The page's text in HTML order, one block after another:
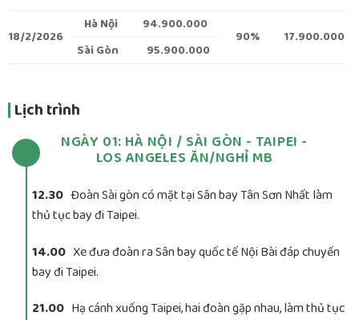
18/2/2026
Hà Nội 94.900.000
90% 17.900.000
Sài Gòn 95.900.000
Lịch trình
NGÀY 01: HÀ NỘI / SÀI GÒN - TAIPEI -
LOS ANGELES ĂN/NGHỈ MB
12.30 Đoàn Sài gòn có mặt tại Sân bay Tân Sơn Nhất làm
thủ tục bay đi Taipei.
14.00 Xe đưa đoàn ra Sân bay quốc tế Nội Bài đáp chuyến
bay đi Taipei.
21.00 Hạ cánh xuống Taipei, hai đoàn gặp nhau, làm thủ tục